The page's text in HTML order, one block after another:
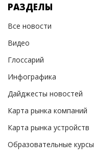
РАЗДЕЛЫ
Все новости
Видео
Глоссарий
Инфографика
Дайджесты новостей
Карта рынка компаний
Карта рынка устройств
Образовательные курсы